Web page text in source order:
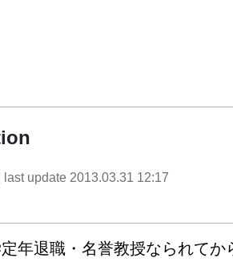
| last update 2013.03.31 12:17
年退職・名誉教授なられてか